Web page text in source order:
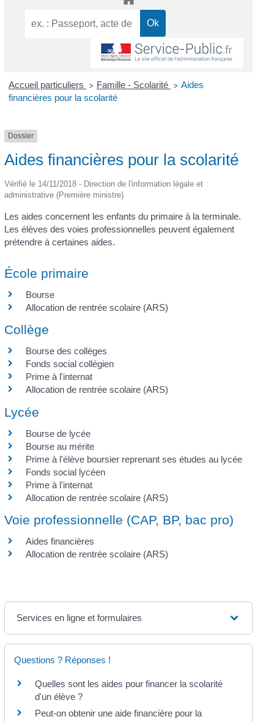
Accueil particuliers > Famille - Scolarité > Aides
financières pour la scolarité
Dossier
Aides financières pour la scolarité
Vérifié le 14/11/2018 - Direction de l'information légale et
administrative (Première ministre)
Les aides concernent les enfants du primaire à la terminale.
Les élèves des voies professionnelles peuvent également
prétendre à certaines aides.
École primaire
Bourse
Allocation de rentrée scolaire (ARS)
Collège
Bourse des collèges
Fonds social collégien
Prime à l'internat
Allocation de rentrée scolaire (ARS)
Lycée
Bourse de lycée
Bourse au mérite
Prime à l'élève boursier reprenant ses études au lycée
Fonds social lycéen
Prime à l'internat
Allocation de rentrée scolaire (ARS)
Voie professionnelle (CAP, BP, bac pro)
Aides financières
Allocation de rentrée scolaire (ARS)
Services en ligne et formulaires
Questions ? Réponses !
Quelles sont les aides pour financer la scolarité
d'un élève ?
Peut-on obtenir une aide financière pour la